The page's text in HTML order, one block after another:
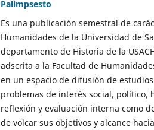
Palimpsesto
Es una publicación semestral de
Humanidades de la Universidad de
departamento de Historia de la
adscrita a la Facultad de
en un espacio de difusión de
problemas de interés social, político,
reflexión y evaluación interna como
de volcar sus objetivos y alcance